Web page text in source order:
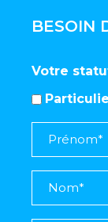
BESOIN
Votre